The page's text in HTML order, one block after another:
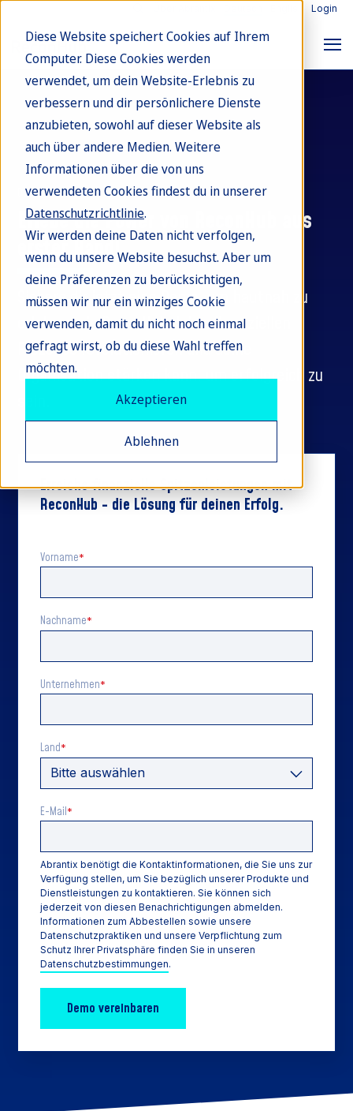
Diese Website speichert Cookies auf Ihrem
Computer. Diese Cookies werden
verwendet, um dein Website-Erlebnis zu
verbessern und dir persönlichere Dienste
anzubieten, sowohl auf dieser Website als
auch über andere Medien. Weitere
Informationen über die von uns
verwendeten Cookies findest du in unserer
Datenschutzrichtlinie.
Wir werden deine Daten nicht verfolgen,
wenn du unsere Website besuchst. Aber um
deine Präferenzen zu berücksichtigen,
müssen wir nur ein winziges Cookie
verwenden, damit du nicht noch einmal
gefragt wirst, ob du diese Wahl treffen
möchten.
Akzeptieren
Ablehnen
Login
Demo vereinbaren
Erlebe die Power von ReconHub aus
erster Hand!
Sichere dir jetzt eine Demo, um hautnah zu
erleben, wie ReconHub deine finanziellen
Prozesse revolutionieren und deine
Organisation stärken kann, um erfolgreich zu
Erreiche finanzielle Spitzenleistungen mit
ReconHub - die Lösung für deinen Erfolg.
Vorname*
Nachname*
Unternehmen*
Land*
E-Mail*
Abrantix benötigt die Kontaktinformationen, die Sie uns zur
Verfügung stellen, um Sie bezüglich unserer Produkte und
Dienstleistungen zu kontaktieren. Sie können sich
jederzeit von diesen Benachrichtigungen abmelden.
Informationen zum Abbestellen sowie unsere
Datenschutzpraktiken und unsere Verpflichtung zum
Schutz Ihrer Privatsphäre finden Sie in unseren
Datenschutzbestimmungen.